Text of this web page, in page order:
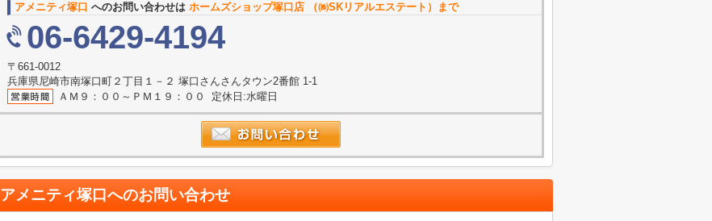
アメニティ塚口 へのお問い合わせは ホームズショップ塚口店 （㈱SKリアルエステート）まで
06-6429-4194
〒661-0012
兵庫県尼崎市南塚口町２丁目１－２ 塚口さんさんタウン2番館 1-1
ＡＭ９：００～ＰＭ１９：００ 定休日:水曜日
アメニティ塚口へのお問い合わせ